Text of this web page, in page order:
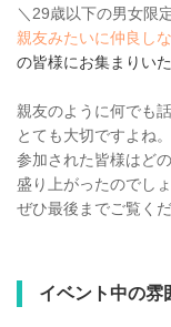
＼29歳以下の男女限
親友みたいに仲良し
の皆様にお集まりい
親友のように何でも
とても大切ですよね。
参加された皆様はど
盛り上がったのでしょ
ぜひ最後までご覧くだ
イベント中の雰